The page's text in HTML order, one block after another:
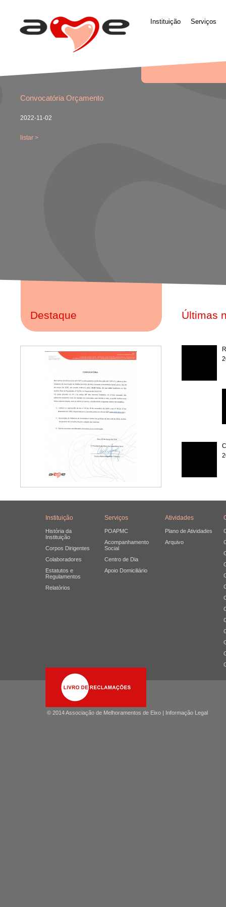
Instituição Serviços
Convocatória Orçamento
2022-11-02
listar >
Destaque Últimas
Instituição
História da
Instituição
Corpos Dirigentes
Colaboradores
Estatutos e
Regulamentos
Relatórios
Serviços
POAPMC
Acompanhamento
Social
Centro de Dia
Apoio Domiciliário
Atividades
Plano de Atividades
Arquivo
© 2014 Associação de Melhoramentos de Eixo | Informação Legal